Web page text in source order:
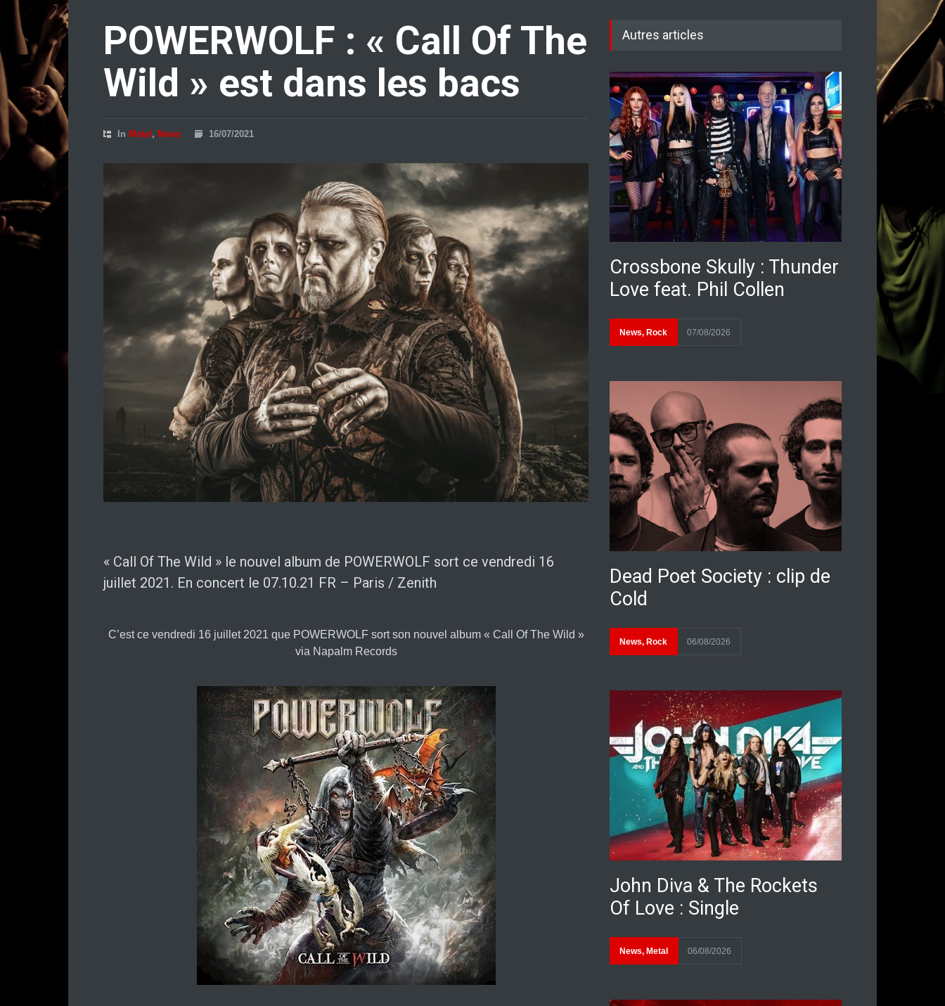
POWERWOLF : « Call Of The
Wild » est dans les bacs
In Metal , News 16/07/2021
« Call Of The Wild » le nouvel album de POWERWOLF sort ce vendredi 16
juillet 2021. En concert le 07.10.21 FR – Paris / Zenith
C’est ce vendredi 16 juillet 2021 que POWERWOLF sort son nouvel album « Call Of The Wild »
via Napalm Records
Autres articles
Crossbone Skully : Thunder
Love feat. Phil Collen
News, Rock 07/08/2026
Dead Poet Society : clip de
Cold
News, Rock 06/08/2026
John Diva & The Rockets
Of Love : Single
News, Metal 06/08/2026